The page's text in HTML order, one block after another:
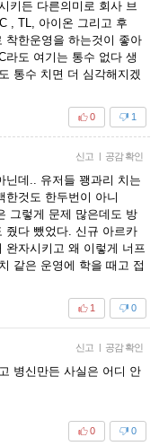
키든 다른의미로 회사 브
, TL, 아이온 그리고 후
착한운영을 하는것이 좋아
라도 여기는 통수 없다 생
통수 치면 더 심각해지겠
1
0
신고 | 공감 확인
닌데.. 유저들 꽹과리 치는
한것도 한두번이 아니
그렇게 문제 많은데도 방
줬다 뺐었다. 신규 아르카
완자시키고 왜 이렇게 너프
같은 운영에 학을 때고 접
0
1
신고 | 공감 확인
병신만든 사실은 어디 안
0
0